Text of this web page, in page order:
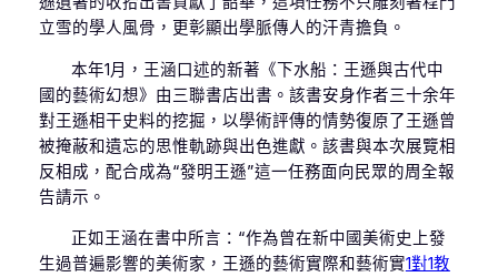
立雪的學人風骨，更彰顯出學脈傳人的汗青擔負。
本年1月，王涵口述的新著《下水船：王遜與古代中
國的藝術幻想》由三聯書店出書。該書安身作者三十余年
對王遜相干史料的挖掘，以學術評傳的情勢復原了王遜曾
被掩蔽和遺忘的思惟軌跡與出色進獻。該書與本次展覽相
反相成，配合成為“發明王遜”這一任務面向民眾的周全報
告請示。
正如王涵在書中所言：“作為曾在新中國美術史上發
生過普遍影響的美術家，王遜的藝術實際和藝術實1對1教